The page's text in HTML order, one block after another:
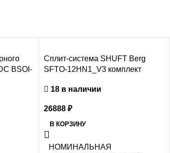
BSOI-
Сплит-система SHUFT Berg
SFTO-12HN1_V3 комплект
18 в наличии
26888 ₽
В КОРЗИНУ
НОМИНАЛЬНАЯ